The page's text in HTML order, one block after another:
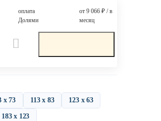
оплата
Долями
от 9 066 ₽/ в
месяц
х 73 113 х 83 123 х 63
183 х 123